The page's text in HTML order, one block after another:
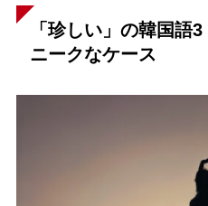
「珍しい」の韓国語
ニークなケース